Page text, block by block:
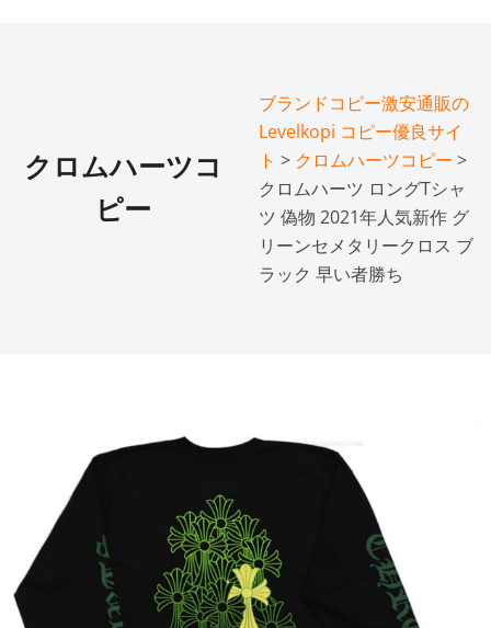
クロムハーツコ
ピー
ブランドコピー激安通販の
Levelkopi コピー優良サイ
ト > クロムハーツコピー >
クロムハーツ ロングTシャ
ツ 偽物 2021年人気新作 グ
リーンセメタリークロス ブ
ラック 早い者勝ち